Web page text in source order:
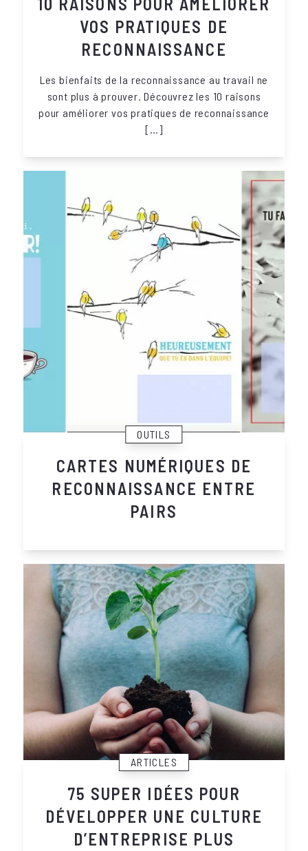
VOS PRATIQUES DE
RECONNAISSANCE
Les bienfaits de la reconnaissance au travail ne
sont plus à prouver. Découvrez les 10 raisons
pour améliorer vos pratiques de reconnaissance
[…]
OUTILS
CARTES NUMÉRIQUES DE
RECONNAISSANCE ENTRE
PAIRS
ARTICLES
75 SUPER IDÉES POUR
DÉVELOPPER UNE CULTURE
D’ENTREPRISE PLUS